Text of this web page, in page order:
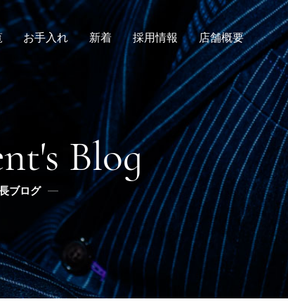
ーツ
ズ
ース
納税
さとチョイス
お手入れ 新着
ニュース
インタビュー
社長ブログ
スタッフブログ
メディア掲載
採用情報
新卒採用
店舗概要
アクセス
会社情報
代表メッセージ
Blog
ブログ